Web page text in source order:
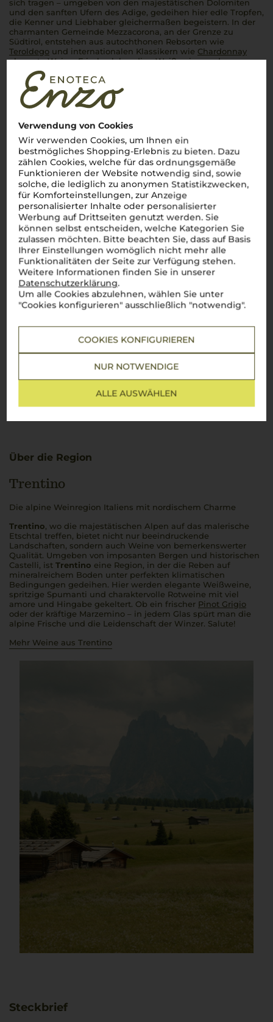
Verwendung von Cookies
Wir verwenden Cookies, um Ihnen ein
bestmögliches Shopping-Erlebnis zu bieten. Dazu
zählen Cookies, welche für das ordnungsgemäße
Funktionieren der Website notwendig sind, sowie
solche, die lediglich zu anonymen Statistikzwecken,
für Komforteinstellungen, zur Anzeige
personalisierter Inhalte oder personalisierter
Werbung auf Drittseiten genutzt werden. Sie
können selbst entscheiden, welche Kategorien Sie
zulassen möchten. Bitte beachten Sie, dass auf Basis
Ihrer Einstellungen womöglich nicht mehr alle
Funktionalitäten der Seite zur Verfügung stehen.
Weitere Informationen finden Sie in unserer
Datenschutzerklärung.
Um alle Cookies abzulehnen, wählen Sie unter
"Cookies konfigurieren" ausschließlich "notwendig".
COOKIES KONFIGURIEREN
NUR NOTWENDIGE
ALLE AUSWÄHLEN
sich tragen – umgeben von den majestätischen Dolomiten
und den sanften Ufern des Adige, gedeihen hier edle Tropfen,
die Kenner und Liebhaber gleichermaßen begeistern. In der
charmanten Gemeinde Mezzacorona, an der Grenze zu
Südtirol, entstehen aus autochthonen Rebsorten wie
Teroldego und internationalen Klassikern wie Chardonnay
elegante Weine. Frische, lebendige Weißweine und
vollmundige Rotweine spiegeln den einzigartigen alpinen
Charakter wider.
Mehr Weine von Castel Firmian
Über die Region
Trentino
Die alpine Weinregion Italiens mit nordischem Charme
Trentino, wo die majestätischen Alpen auf das malerische
Etschtal treffen, bietet nicht nur beeindruckende
Landschaften, sondern auch Weine von bemerkenswerter
Qualität. Umgeben von imposanten Bergen und historischen
Castelli, ist Trentino eine Region, in der die Reben auf
mineralreichem Boden unter perfekten klimatischen
Bedingungen gedeihen. Hier werden elegante Weißweine,
spritzige Spumanti und charaktervolle Rotweine mit viel
amore und Hingabe gekeltert. Ob ein frischer Pinot Grigio
oder der kräftige Marzemino – in jedem Glas spürt man die
alpine Frische und die Leidenschaft der Winzer. Salute!
Mehr Weine aus Trentino
Steckbrief